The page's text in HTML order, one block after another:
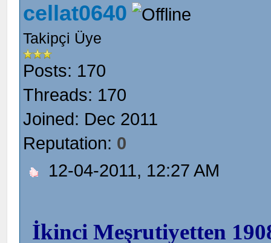
cellat0640
Takipçi Üye
Posts: 170
Threads: 170
Joined: Dec 2011
Reputation: 0
12-04-2011, 12:27 AM
İkinci Meşrutiyetten